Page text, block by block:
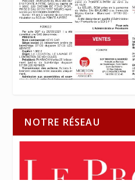
NOTRE RÉSEAU